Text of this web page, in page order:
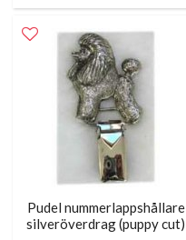
Pudel nummerlappshållare
silveröverdrag (puppy cut)